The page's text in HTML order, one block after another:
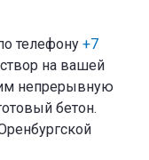
телефону +7
на вашей
непрерывную
бетон.